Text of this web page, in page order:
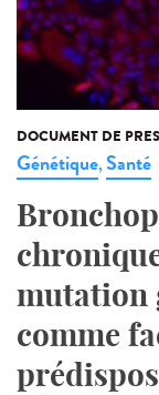
DOCUMENT DE
Génétique,Santé
mutation
comme